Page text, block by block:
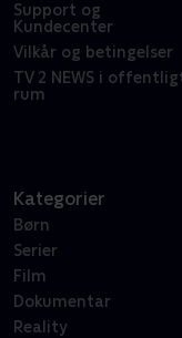
Support og
Kundecenter
Vilkår og betingelser
TV 2 NEWS i
rum
Kategorier
Børn
Serier
Film
Dokumentar
Reality